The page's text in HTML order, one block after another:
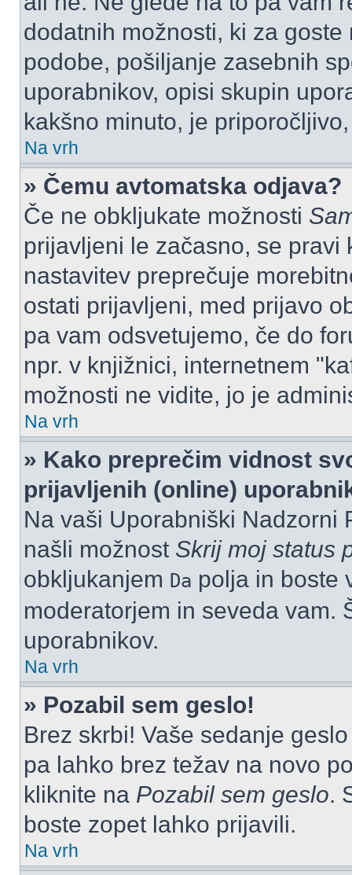
dodatnih možnosti, ki za
podobe, pošiljanje zasebnih
uporabnikov, opisi skupin
kakšno minuto, je
Na vrh
» Čemu avtomatska odjava?
Če ne obkljukate možnosti
prijavljeni le začasno, se pravi
nastavitev preprečuje
ostati prijavljeni, med prijavo
pa vam odsvetujemo, če do
npr. v knjižnici, internetnem
možnosti ne vidite, jo je
Na vrh
» Kako preprečim vidnost
prijavljenih (online)
Na vaši Uporabniški Nadzorni
našli možnost Skrij moj status
obkljukanjem Da polja in boste
moderatorjem in seveda vam.
uporabnikov.
Na vrh
» Pozabil sem geslo!
Brez skrbi! Vaše sedanje
pa lahko brez težav na novo
kliknite na Pozabil sem geslo.
boste zopet lahko prijavili.
Na vrh